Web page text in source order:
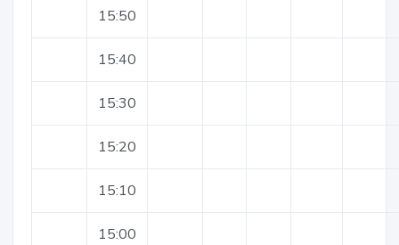
15:50
15:40
15:30
15:20
15:10
15:00